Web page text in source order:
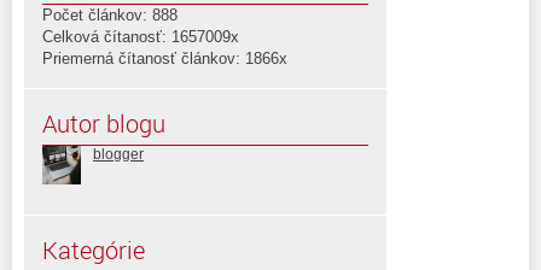
Počet článkov: 888
Celková čítanosť: 1657009x
Priemerná čítanosť článkov: 1866x
Autor blogu
blogger
Kategórie